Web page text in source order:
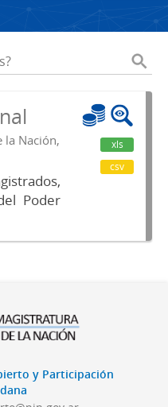
la Nación,
Poder
xls
csv
y Participación